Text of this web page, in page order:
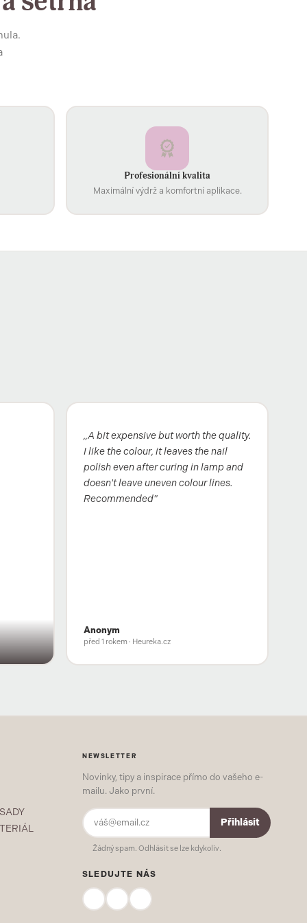
Profesionální kvalita
Maximální výdrž a komfortní aplikace.
„A bit expensive but worth the quality.
I like the colour, it leaves the nail
polish even after curing in lamp and
doesn't leave uneven colour lines.
Recommended"
Anonym
před 1 rokem · Heureka.cz
NEWSLETTER
Novinky, tipy a inspirace přímo do vašeho e-
mailu. Jako první.
Přihlásit
Žádný spam. Odhlásit se lze kdykoliv.
SLEDUJTE NÁS